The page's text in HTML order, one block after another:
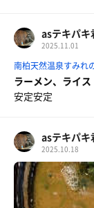
asテキパキ
2025.11.01
南柏天然温泉すみれ
ラーメン、ライス
安定安定
asテキパキ
2025.10.18